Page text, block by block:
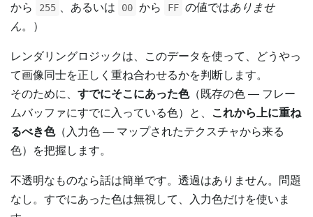
から 255 、あるいは 00 から FF の値ではありませ
ん。）
レンダリングロジックは、このデータを使って、どうやっ
て画像同士を正しく重ね合わせるかを判断します。
そのために、 すでにそこにあった色（既存の色 — フレー
ムバッファにすでに入っている色）と、
これから上に重ね
るべき色（入力色 — マップされたテクスチャから来る
色）を把握します。
不透明なものなら話は簡単です。透過はありません。問題
なし。すでにあった色は無視して、入力色だけを使いま